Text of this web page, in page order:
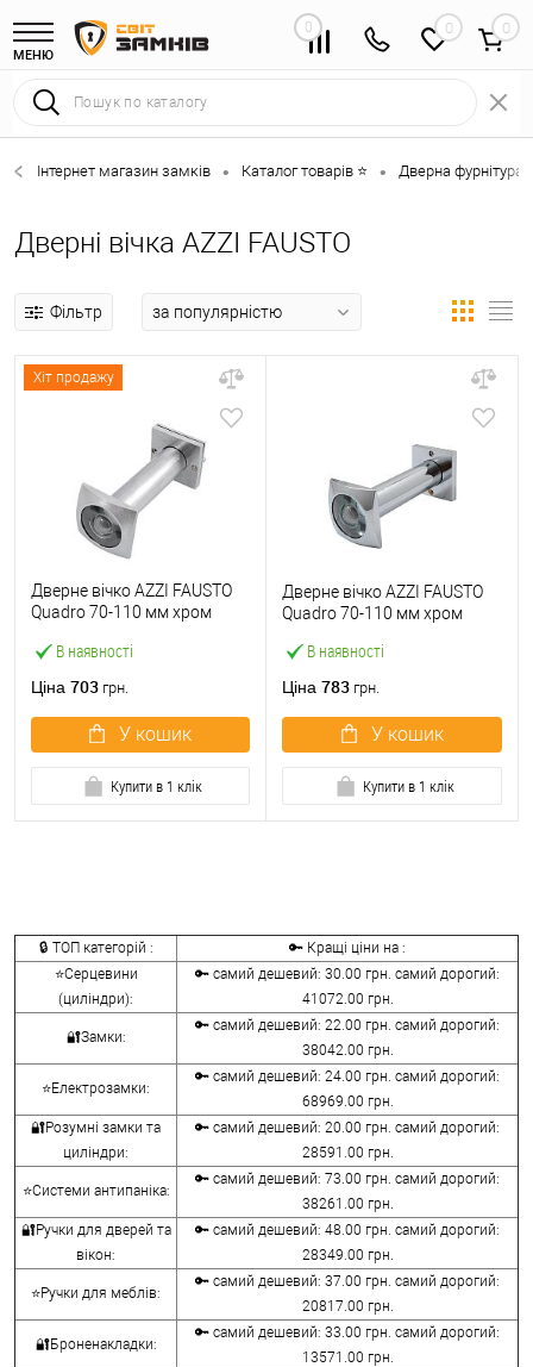
МЕНЮ
0 0
Інтернет магазин замків • Каталог товарів ⭐ • Дверна фурнітура
Дверні вічка AZZI FAUSTO
Фільтр
Хіт продажу
В наявності
Дверне вічко AZZI FAUSTO
Quadro 70-110 мм хром
Ціна 703 грн.
У кошик
Купити в 1 клік
В наявності
Дверне вічко AZZI FAUSTO
Quadro 70-110 мм хром
Ціна 783 грн.
У кошик
Купити в 1 клік
🔒 ТОП категорій :
🔑 Кращі ціни на :
⭐Серцевини
(циліндри):
🔑 самий дешевий: 30.00 грн. самий дорогий:
41072.00 грн.
🔐Замки:
🔑 самий дешевий: 22.00 грн. самий дорогий:
38042.00 грн.
⭐Електрозамки:
🔑 самий дешевий: 24.00 грн. самий дорогий:
68969.00 грн.
🔐Розумні замки та
циліндри:
🔑 самий дешевий: 20.00 грн. самий дорогий:
28591.00 грн.
⭐Системи антипаніка:
🔑 самий дешевий: 73.00 грн. самий дорогий:
38261.00 грн.
🔐Ручки для дверей та
вікон:
🔑 самий дешевий: 48.00 грн. самий дорогий:
28349.00 грн.
⭐Ручки для меблів:
🔑 самий дешевий: 37.00 грн. самий дорогий:
20817.00 грн.
🔐Броненакладки:
🔑 самий дешевий: 33.00 грн. самий дорогий:
13571.00 грн.